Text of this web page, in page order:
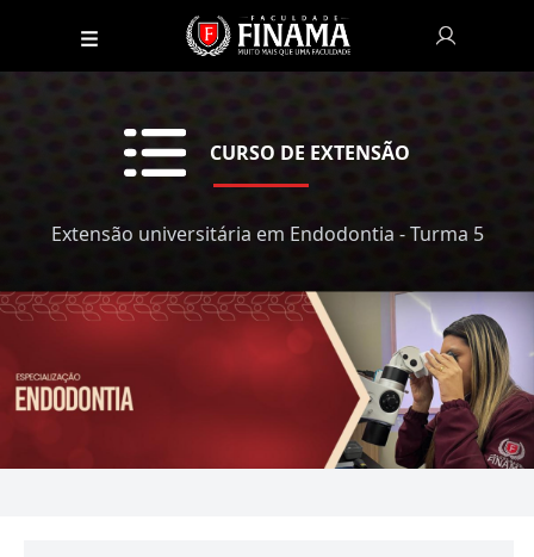
CURSO DE EXTENSÃO
Extensão universitária em Endodontia - Turma 5